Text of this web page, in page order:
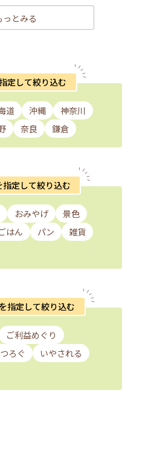
っとみる
定して絞り込む
道 沖縄
神奈川
奈良 鎌倉
指定して絞り込む
おみやげ
景色
はん パン
雑貨
指定して絞り込む
ご利益めぐり
ろぐ
いやされる